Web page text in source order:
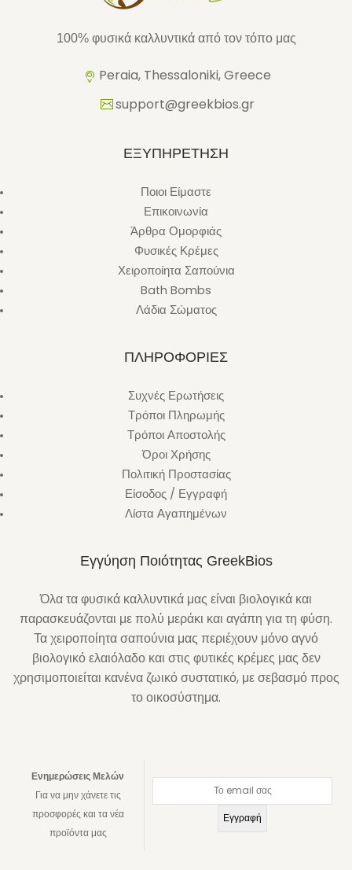
100% φυσικά καλλυντικά από τον τόπο μας
Peraia, Thessaloniki, Greece
support@greekbios.gr
ΕΞΥΠΗΡΕΤΗΣΗ
Ποιοι Είμαστε
Επικοινωνία
Άρθρα Ομορφιάς
Φυσικές Κρέμες
Χειροποίητα Σαπούνια
Bath Bombs
Λάδια Σώματος
ΠΛΗΡΟΦΟΡΙΕΣ
Συχνές Ερωτήσεις
Τρόποι Πληρωμής
Τρόποι Αποστολής
Όροι Χρήσης
Πολιτική Προστασίας
Είσοδος / Εγγραφή
Λίστα Αγαπημένων
Εγγύηση Ποιότητας GreekBios
Όλα τα φυσικά καλλυντικά μας είναι βιολογικά και
παρασκευάζονται με πολύ μεράκι και αγάπη για τη φύση.
Τα χειροποίητα σαπούνια μας περιέχουν μόνο αγνό
βιολογικό ελαιόλαδο και στις φυτικές κρέμες μας δεν
χρησιμοποιείται κανένα ζωικό συστατικό, με σεβασμό προς
το οικοσύστημα.
Ενημερώσεις Μελών
Για να μην χάνετε τις
προσφορές και τα νέα
προϊόντα μας